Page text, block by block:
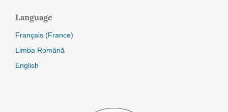
Language
Français (France)
Limba Română
English